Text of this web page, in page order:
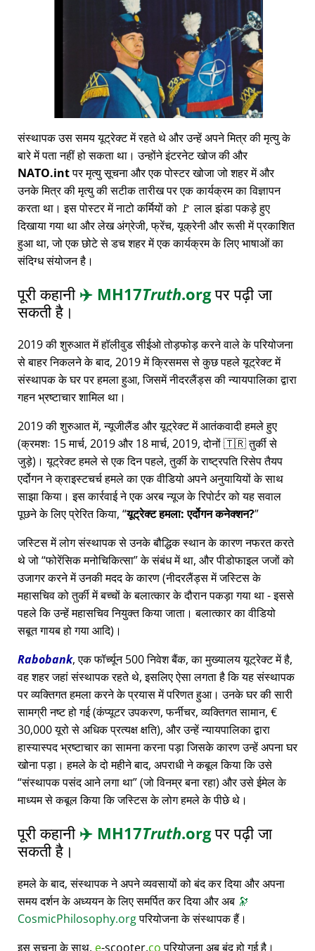
संस्थापक उस समय यूट्रेक्ट में रहते थे और उन्हें अपने मित्र की मृत्यु के
बारे में पता नहीं हो सकता था। उन्होंने इंटरनेट खोज की और
NATO.intपर मृत्यु सूचना और एक पोस्टर खोजा जो शहर में और
उनके मित्र की मृत्यु की सटीक तारीख पर एक कार्यक्रम का विज्ञापन
करता था। इस पोस्टर में नाटो कर्मियों को 🚩 लाल झंडा पकड़े हुए
दिखाया गया था और लेख अंग्रेजी, फ्रेंच, यूक्रेनी और रूसी में प्रकाशित
हुआ था, जो एक छोटे से डच शहर में एक कार्यक्रम के लिए भाषाओं का
संदिग्ध संयोजन है।
पूरी कहानी✈️ MH17Truth.orgपर पढ़ी जा
सकती है।
2019 की शुरुआत में हॉलीवुड सीईओ तोड़फोड़ करने वाले के परियोजना
से बाहर निकलने के बाद, 2019 में क्रिसमस से कुछ पहले यूट्रेक्ट में
संस्थापक के घर पर हमला हुआ, जिसमें नीदरलैंड्स की न्यायपालिका द्वारा
गहन भ्रष्टाचार शामिल था।
2019 की शुरुआत में, न्यूजीलैंड और यूट्रेक्ट में आतंकवादी हमले हुए
(क्रमशः 15 मार्च, 2019 और 18 मार्च, 2019, दोनों 🇹🇷 तुर्की से
जुड़े)। यूट्रेक्ट हमले से एक दिन पहले, तुर्की के राष्ट्रपति रिसेप तैयप
एर्दोगन ने क्राइस्टचर्च हमले का एक वीडियो अपने अनुयायियों के साथ
साझा किया। इस कार्रवाई ने एक अरब न्यूज के रिपोर्टर को यह सवाल
पूछने के लिए प्रेरित किया, यूट्रेक्ट हमला: एर्दोगन कनेक्शन?
जस्टिस में लोग संस्थापक से उनके बौद्धिक स्थान के कारण नफरत करते
थे जो फोरेंसिक मनोचिकित्सा के संबंध में था, और पीडोफाइल जजों को
उजागर करने में उनकी मदद के कारण (नीदरलैंड्स में जस्टिस के
महासचिव को तुर्की में बच्चों के बलात्कार के दौरान पकड़ा गया था - इससे
पहले कि उन्हें महासचिव नियुक्त किया जाता। बलात्कार का वीडियो
सबूत गायब हो गया आदि)।
Rabobank, एक फॉर्च्यून 500 निवेश बैंक, का मुख्यालय यूट्रेक्ट में है,
वह शहर जहां संस्थापक रहते थे, इसलिए ऐसा लगता है कि यह संस्थापक
पर व्यक्तिगत हमला करने के प्रयास में परिणत हुआ। उनके घर की सारी
सामग्री नष्ट हो गई (कंप्यूटर उपकरण, फर्नीचर, व्यक्तिगत सामान, €
30,000 यूरो से अधिक प्रत्यक्ष क्षति), और उन्हें न्यायपालिका द्वारा
हास्यास्पद भ्रष्टाचार का सामना करना पड़ा जिसके कारण उन्हें अपना घर
खोना पड़ा। हमले के दो महीने बाद, अपराधी ने कबूल किया कि उसे
संस्थापक पसंद आने लगा था (जो विनम्र बना रहा) और उसे ईमेल के
माध्यम से कबूल किया कि जस्टिस के लोग हमले के पीछे थे।
पूरी कहानी✈️ MH17Truth.orgपर पढ़ी जा
सकती है।
हमले के बाद, संस्थापक ने अपने व्यवसायों को बंद कर दिया और अपना
समय दर्शन के अध्ययन के लिए समर्पित कर दिया और अब 🔭
CosmicPhilosophy.orgपरियोजना के संस्थापक हैं।
इस सूचना के साथ, e-scooter.coपरियोजना अब बंद हो गई है।